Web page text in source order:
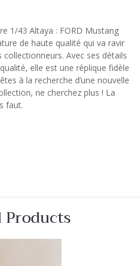
1/43 Altaya : FORD Mustang
de haute qualité qui va ravir
Avec ses détails
elle est une réplique fidèle
à la recherche d’une nouvelle
ne cherchez plus ! La
faut.